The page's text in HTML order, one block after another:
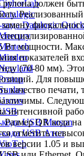
Datalogic
USB Marson
USB Атол
должен
мощности.
показателей
(70-80 мм).
Для
качество
интенсивной
Размер QR кода
отметить
версии 1.05 и